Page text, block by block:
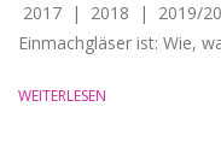
2017 | 2018 | 2019/
Einmachgläser ist: Wie,
WEITERLESEN